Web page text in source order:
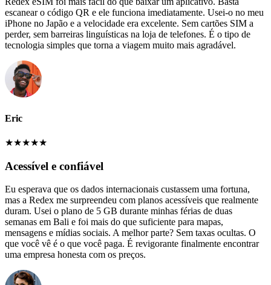
escanear o código QR e ele funciona imediatamente. Usei-o no meu
iPhone no Japão e a velocidade era excelente. Sem cartões SIM a
perder, sem barreiras linguísticas na loja de telefones. É o tipo de
tecnologia simples que torna a viagem muito mais agradável.
Eric
★★★★★
Acessível e confiável
Eu esperava que os dados internacionais custassem uma fortuna,
mas a Redex me surpreendeu com planos acessíveis que realmente
duram. Usei o plano de 5 GB durante minhas férias de duas
semanas em Bali e foi mais do que suficiente para mapas,
mensagens e mídias sociais. A melhor parte? Sem taxas ocultas. O
que você vê é o que você paga. É revigorante finalmente encontrar
uma empresa honesta com os preços.